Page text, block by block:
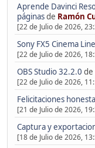
Aprende Davinci
páginasde Ramón
[22 de Julio de 2026,
Sony FX5 Cinema Line
[22 de Julio de 2026,
OBS Studio 32.2.0 de
[22 de Julio de 2026,
Felicitaciones
[21 de Julio de 2026,
Captura y
[18 de Julio de 2026,